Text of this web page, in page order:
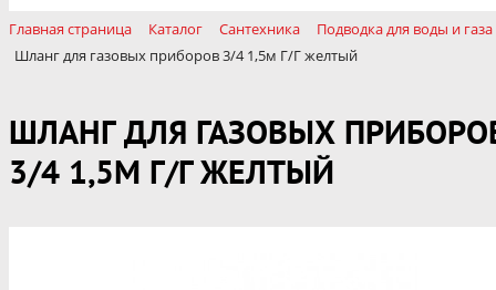
Главная страница Каталог Сантехника
Подводка для воды и газа
Шланг для газовых приборов 3/4 1,5м Г/Г желтый
ШЛАНГ ДЛЯ ГАЗОВЫХ
3/4 1,5М Г/Г ЖЕЛТЫЙ